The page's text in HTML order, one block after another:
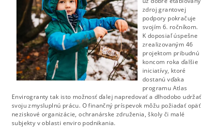
zdroj grantovej
podpory pokračuje
svojím 6. ročníkom.
K doposiaľ úspešne
zrealizovaným 46
projektom pribudnú
koncom roka ďalšie
iniciatívy, ktoré
dostanú vďaka
programu Atlas
Envirogranty tak isto možnosť ďalej napredovať a dlhodobo udržať
svoju zmysluplnú prácu. O finančný príspevok môžu požiadať opäť
neziskové organizácie, ochranárske združenia, školy či malé
subjekty v oblasti enviro podnikania.